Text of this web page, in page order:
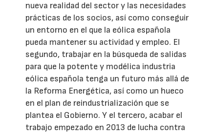
nueva realidad del sector y las necesidades
prácticas de los socios, así como conseguir
un entorno en el que la eólica española
pueda mantener su actividad y empleo. El
segundo, trabajar en la búsqueda de salidas
para que la potente y modélica industria
eólica española tenga un futuro más allá de
la Reforma Energética, así como un hueco
en el plan de reindustrialización que se
plantea el Gobierno. Y el tercero, acabar el
trabajo empezado en 2013 de lucha contra